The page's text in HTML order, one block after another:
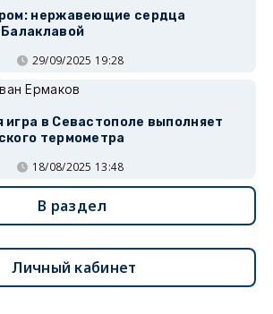
нержавеющие сердца
29/09/2025 19:28
Ермаков
игра в Севастополе выполняет
термометра
18/08/2025 13:48
В раздел
Личный кабинет